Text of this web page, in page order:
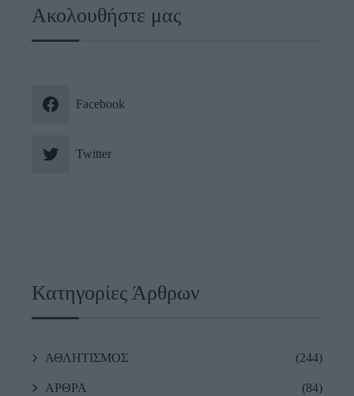
Ακολουθήστε μας
Facebook
Twitter
Κατηγορίες Άρθρων
ΑΘΛΗΤΙΣΜΟΣ (244)
ΑΡΘΡΑ (84)